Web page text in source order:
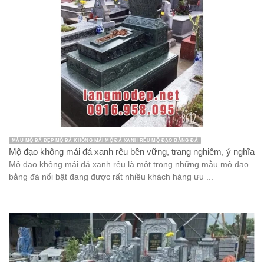
MẪU MỘ ĐÁ ĐẸP MỘ ĐÁ KHÔNG MÁI MỘ ĐÁ XANH RÊU MỘ ĐẠO BẰNG ĐÁ
Mộ đạo không mái đá xanh rêu bền vững, trang nghiêm, ý nghĩa
Mộ đạo không mái đá xanh rêu là một trong những mẫu mộ đạo
bằng đá nổi bật đang được rất nhiều khách hàng ưu ...